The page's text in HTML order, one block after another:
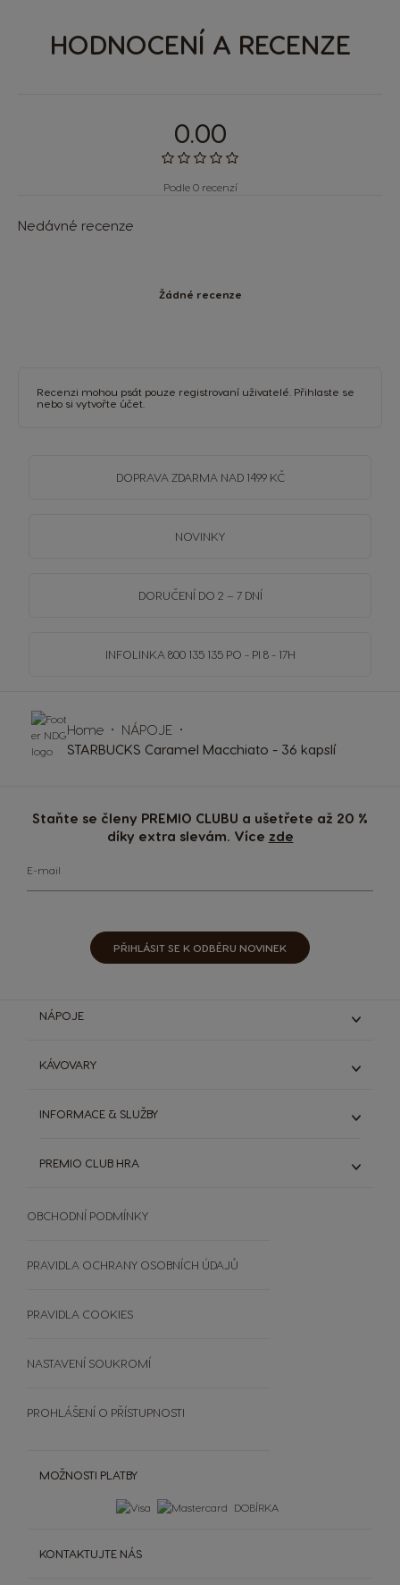
HODNOCENÍ A RECENZE
0.00
Podle 0 recenzí
Nedávné recenze
Žádné recenze
Recenzi mohou psát pouze registrovaní uživatelé. Přihlaste se
nebo si vytvořte účet
DOPRAVA ZDARMA NAD 1499 KČ
NOVINKY
DORUČENÍ DO 2 – 7 DNÍ
INFOLINKA 800 135 135 PO - PI 8 - 17H
Staňte se členy PREMIO CLUBU a ušetřete až 20 %
díky extra slevám. Více zde
E-mail
PŘIHLÁSIT SE K ODBĚRU NOVINEK
Home
NÁPOJE
STARBUCKS Caramel Macchiato - 36 kapslí
NÁPOJE
Lungo & grande
Čokoládové nápoje
Dallmayr
Zobrazit všechny nápoje
KÁVOVARY
Genio S Plus
Zobrazit všechny kávovary
Šálky a termohrnky
INFORMACE & SLUŽBY
DOLCE GUSTO SYSTÉM
UDRŽITELNOST
Extra Space
PREMIO CLUB HRA
Vložte kód
MOŽNOSTI PLATBY
DOBÍRKA
KONTAKTUJTE NÁS
OBCHODNÍ PODMÍNKY
PRAVIDLA OCHRANY OSOBNÍCH ÚDAJŮ
PRAVIDLA COOKIES
NASTAVENÍ SOUKROMÍ
PROHLÁŠENÍ O PŘÍSTUPNOSTI